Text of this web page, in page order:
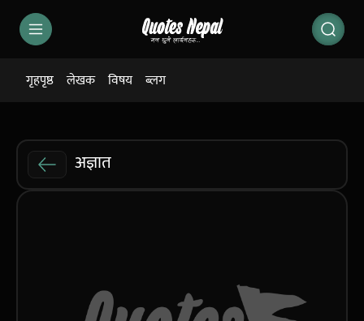
गृहपृष्ठ लेखक विषय ब्लग
अज्ञात